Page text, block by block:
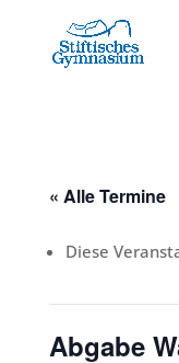
« Alle Termine
Diese
Abgabe